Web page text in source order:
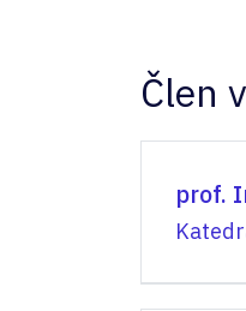
Člen
prof.